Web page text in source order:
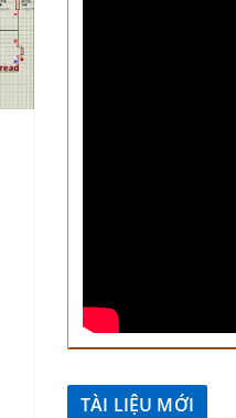
TÀI LIỆU MỚI